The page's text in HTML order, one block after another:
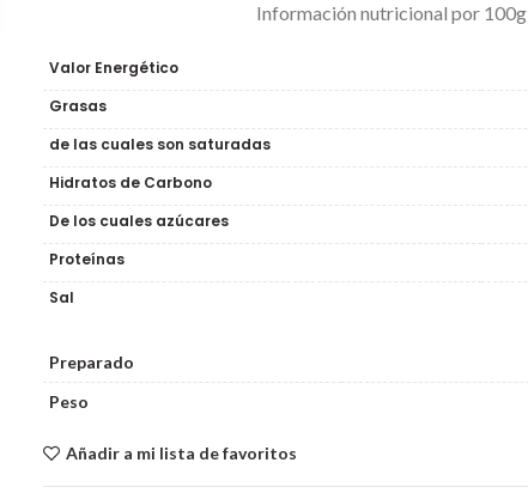
Información nutricional por 100g
Valor Energético
Grasas
de las cuales son saturadas
Hidratos de Carbono
De los cuales azúcares
Proteínas
Sal
Preparado
Peso
Añadir a mi lista de favoritos